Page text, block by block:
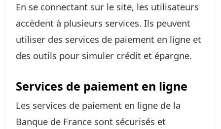
En se connectant sur le site, les utilisateurs
accèdent à plusieurs services. Ils peuvent
utiliser des services de paiement en ligne et
des outils pour simuler crédit et épargne.
Services de paiement en ligne
Les services de paiement en ligne de la
Banque de France sont sécurisés et